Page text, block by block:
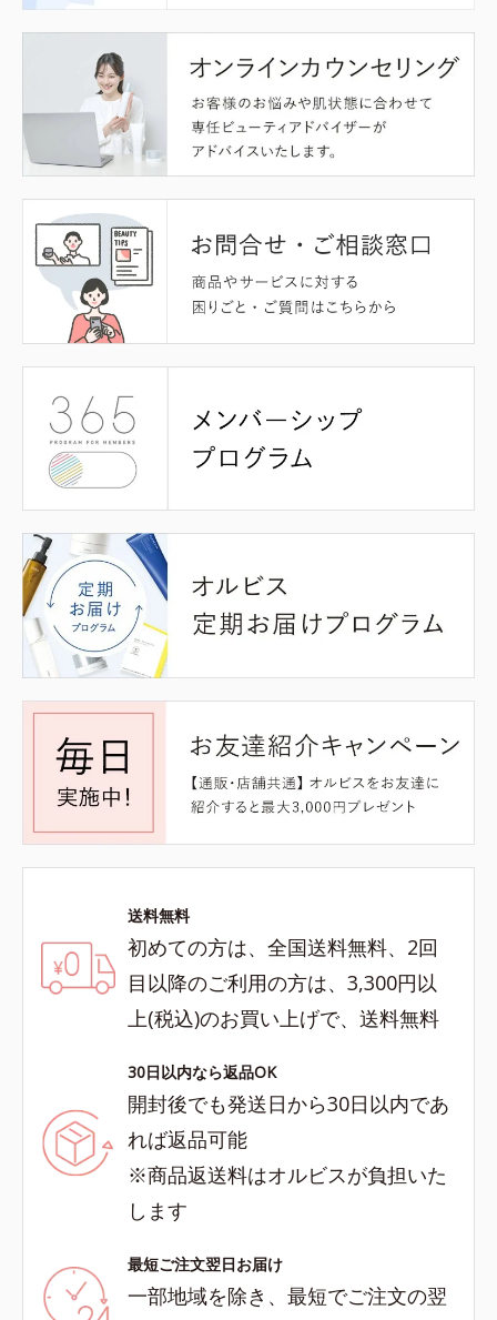
送料無料
初めての方は、全国送料無料、2回
目以降のご利用の方は、3,300円以
上(税込)のお買い上げで、送料無料
30日以内なら返品OK
開封後でも発送日から30日以内であ
れば返品可能
※商品返送料はオルビスが負担いた
します
最短ご注文翌日お届け
一部地域を除き、最短でご注文の翌